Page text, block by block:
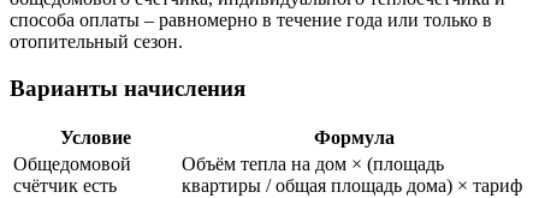
способа оплаты – равномерно в течение года или только в
отопительный сезон.
Варианты начисления
Условие
Формула
Общедомовой
счётчик есть
Объём тепла на дом × (площадь
квартиры / общая площадь дома) × тариф